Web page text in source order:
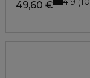
49,60 €